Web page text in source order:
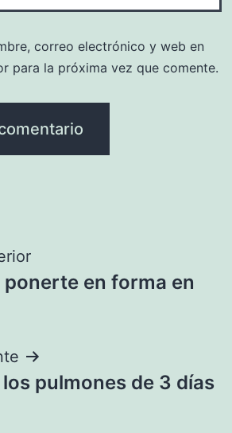
correo electrónico y web en
para la próxima vez que comente.
en forma en
pulmones de 3 días